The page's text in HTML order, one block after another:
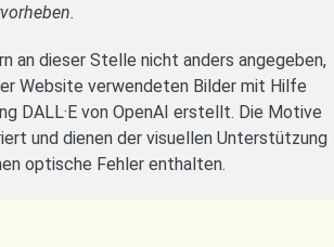
an dieser Stelle nicht anders angegeben,
Website verwendeten Bilder mit Hilfe
DALL·E von OpenAI erstellt. Die Motive
und dienen der visuellen Unterstützung
optische Fehler enthalten.